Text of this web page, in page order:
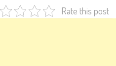
Rate this post